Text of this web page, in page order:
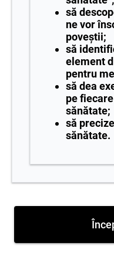
să
ne vor
poveștii;
să
element
pentru
să dea
pe
sănătate;
să
sănătate.